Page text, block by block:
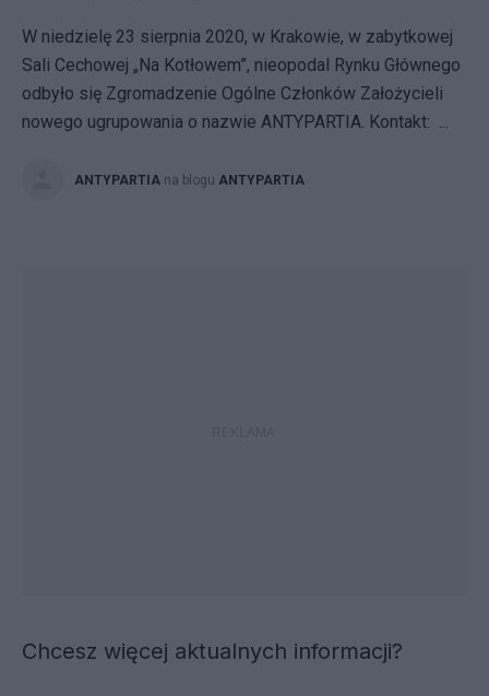
W niedzielę 23 sierpnia 2020, w Krakowie, w zabytkowej
Sali Cechowej „Na Kotłowem”, nieopodal Rynku Głównego
odbyło się Zgromadzenie Ogólne Członków Założycieli
nowego ugrupowania o nazwie ANTYPARTIA. Kontakt: ...
ANTYPARTIA na blogu ANTYPARTIA
Chcesz więcej aktualnych informacji?